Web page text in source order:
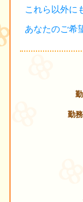
これら以外に
あなたのご希
勤